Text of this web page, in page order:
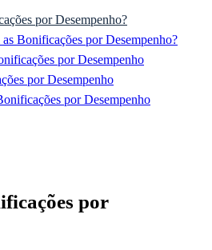
por Desempenho?
Bonificações por Desempenho?
por Desempenho
por Desempenho
por Desempenho
por